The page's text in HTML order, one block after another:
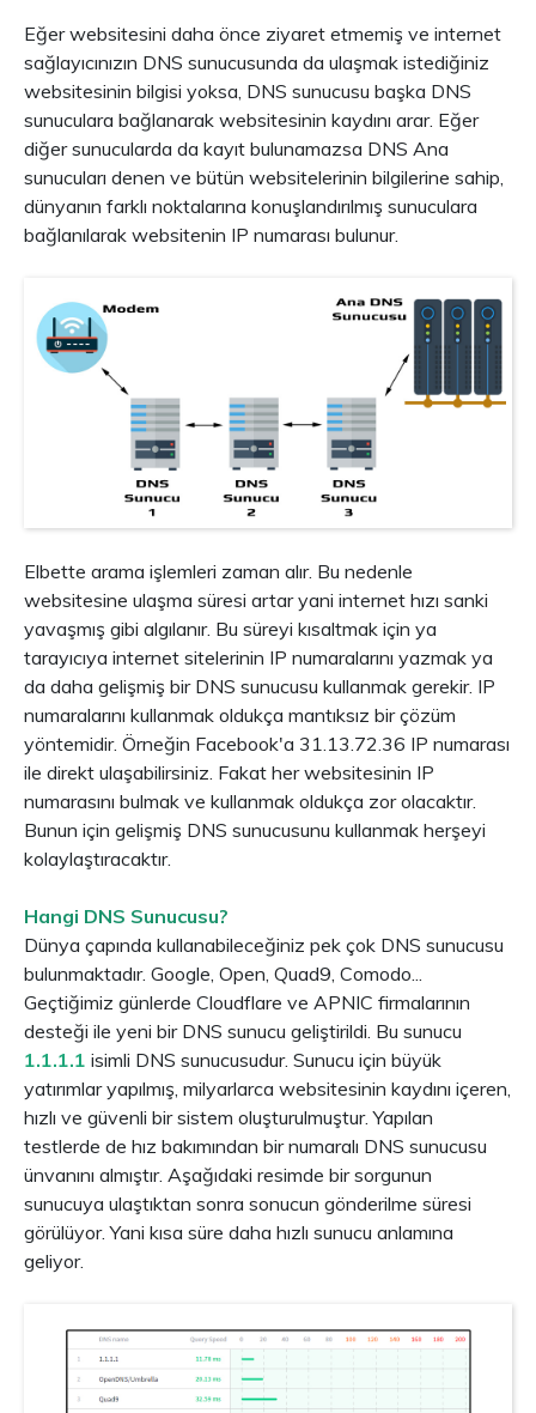
Eğer websitesini daha önce ziyaret etmemiş ve internet
sağlayıcınızın DNS sunucusunda da ulaşmak istediğiniz
websitesinin bilgisi yoksa, DNS sunucusu başka DNS
sunuculara bağlanarak websitesinin kaydını arar. Eğer
diğer sunucularda da kayıt bulunamazsa DNS Ana
sunucuları denen ve bütün websitelerinin bilgilerine sahip,
dünyanın farklı noktalarına konuşlandırılmış sunuculara
bağlanılarak websitenin IP numarası bulunur.
Elbette arama işlemleri zaman alır. Bu nedenle
websitesine ulaşma süresi artar yani internet hızı sanki
yavaşmış gibi algılanır. Bu süreyi kısaltmak için ya
tarayıcıya internet sitelerinin IP numaralarını yazmak ya
da daha gelişmiş bir DNS sunucusu kullanmak gerekir. IP
numaralarını kullanmak oldukça mantıksız bir çözüm
yöntemidir. Örneğin Facebook'a 31.13.72.36 IP numarası
ile direkt ulaşabilirsiniz. Fakat her websitesinin IP
numarasını bulmak ve kullanmak oldukça zor olacaktır.
Bunun için gelişmiş DNS sunucusunu kullanmak herşeyi
kolaylaştıracaktır.
Hangi DNS Sunucusu?
Dünya çapında kullanabileceğiniz pek çok DNS sunucusu
bulunmaktadır. Google, Open, Quad9, Comodo...
Geçtiğimiz günlerde Cloudflare ve APNIC firmalarının
desteği ile yeni bir DNS sunucu geliştirildi. Bu sunucu
1.1.1.1 isimli DNS sunucusudur. Sunucu için büyük
yatırımlar yapılmış, milyarlarca websitesinin kaydını içeren,
hızlı ve güvenli bir sistem oluşturulmuştur. Yapılan
testlerde de hız bakımından bir numaralı DNS sunucusu
ünvanını almıştır. Aşağıdaki resimde bir sorgunun
sunucuya ulaştıktan sonra sonucun gönderilme süresi
görülüyor. Yani kısa süre daha hızlı sunucu anlamına
geliyor.